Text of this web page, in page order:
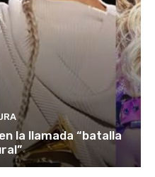
la llamada “batalla